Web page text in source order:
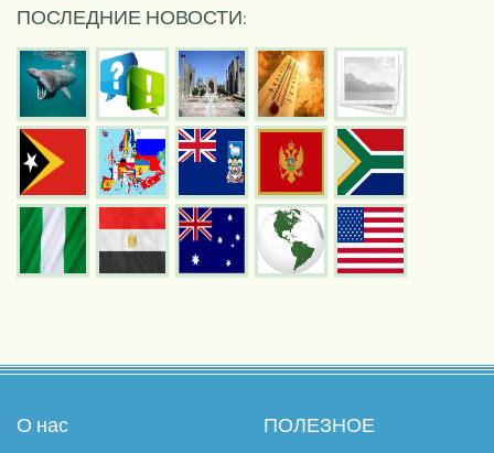
ПОСЛЕДНИЕ НОВОСТИ:
О нас ПОЛЕЗНОЕ